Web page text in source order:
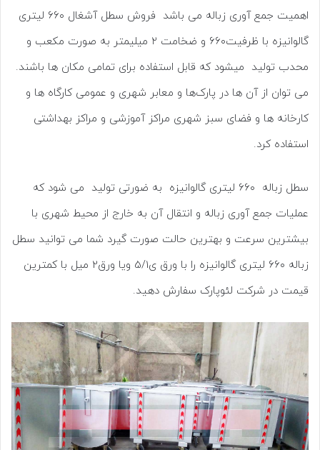
اهمیت جمع آوری زباله می باشد فروش سطل آشغال ۶۶۰ لیتری
گالوانیزه با ظرفیت۶۶۰ و ضخامت ۲ میلیمتر به صورت مکعب و
محدب تولید میشود که قابل استفاده برای تمامی مکان ها باشند.
می توان از آن ها در پارک‌ها و معابر شهری و عمومی کارگاه ها و
کارخانه ها و فضای سبز شهری مراکز آموزشی و مراکز بهداشتی
استفاده کرد.
سطل زباله ۶۶۰ لیتری گالوانیزه به ضورتی تولید می شود که
عملیات جمع آوری زباله و انتقال آن به خارج از محیط شهری با
بیشترین سرعت و بهترین حالت صورت گیرد شما می توانید سطل
زباله ۶۶۰ لیتری گالوانیزه را با ورق ی5/1 ویا ورق2 میل با کمترین
قیمت در شرکت لئوپارک سفارش دهید.